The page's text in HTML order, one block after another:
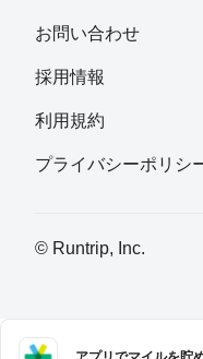
お問い合わせ
採用情報
利用規約
プライバシーポリシ
© Runtrip, Inc.